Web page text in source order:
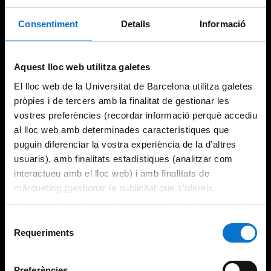
Consentiment Detalls Informació
Aquest lloc web utilitza galetes
El lloc web de la Universitat de Barcelona utilitza galetes
pròpies i de tercers amb la finalitat de gestionar les
vostres preferències (recordar informació perquè accediu
al lloc web amb determinades característiques que
puguin diferenciar la vostra experiència de la d’altres
usuaris), amb finalitats estadístiques (analitzar com
interactueu amb el lloc web) i amb finalitats de
màrqueting (gestionar la publicitat que s’ofereix
adequant-la en funció dels vostres hàbits de navegació).
consultar laPolítica de galetes del lloc web de la
Requeriments